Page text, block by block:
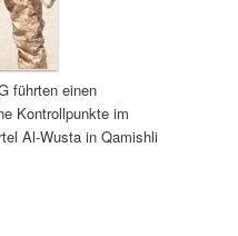
führten einen
Kontrollpunkte im
Al-Wusta in Qamishli